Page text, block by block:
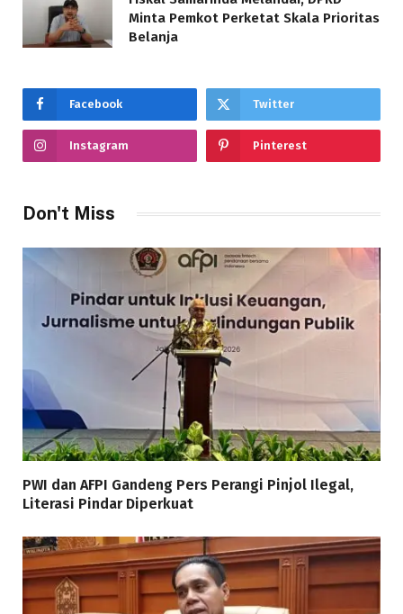
Minta Pemkot Perketat Skala Prioritas
Belanja
Facebook Twitter
Instagram Pinterest
Don't Miss
PWI dan AFPI Gandeng Pers Perangi Pinjol Ilegal,
Literasi Pindar Diperkuat